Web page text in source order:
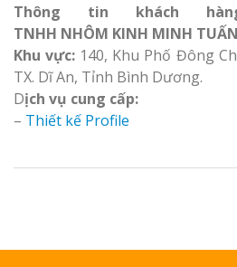
Thông tin khách
TNHH NHÔM KINH MINH TUẤN
Khu vực: 140, Khu Phố Đông
TX. Dĩ An, Tỉnh Bình Dương.
Dịch vụ cung cấp:
– Thiết kế Profile